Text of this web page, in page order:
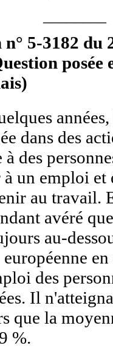
5-3182 du
posée
dans des
des
à un emploi et
au travail.
avéré
au-
des
Il
que la
%.